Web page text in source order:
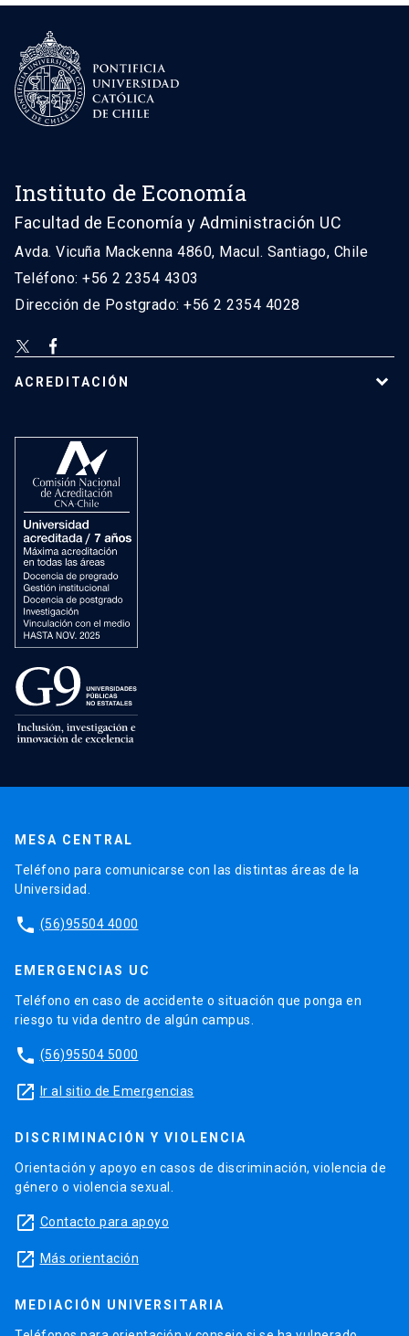
Instituto de Economía
Facultad de Economía y Administración UC
Avda. Vicuña Mackenna 4860, Macul. Santiago, Chile
Teléfono: +56 2 2354 4303
Dirección de Postgrado: +56 2 2354 4028
ACREDITACIÓN
MESA CENTRAL
Teléfono para comunicarse con las distintas áreas de la
Universidad.
phone (56)95504 4000
EMERGENCIAS UC
Teléfono en caso de accidente o situación que ponga en
riesgo tu vida dentro de algún campus.
phone (56)95504 5000
launch Ir al sitio de Emergencias
DISCRIMINACIÓN Y VIOLENCIA
Orientación y apoyo en casos de discriminación, violencia de
género o violencia sexual.
launch Contacto para apoyo
launch Más orientación
MEDIACIÓN UNIVERSITARIA